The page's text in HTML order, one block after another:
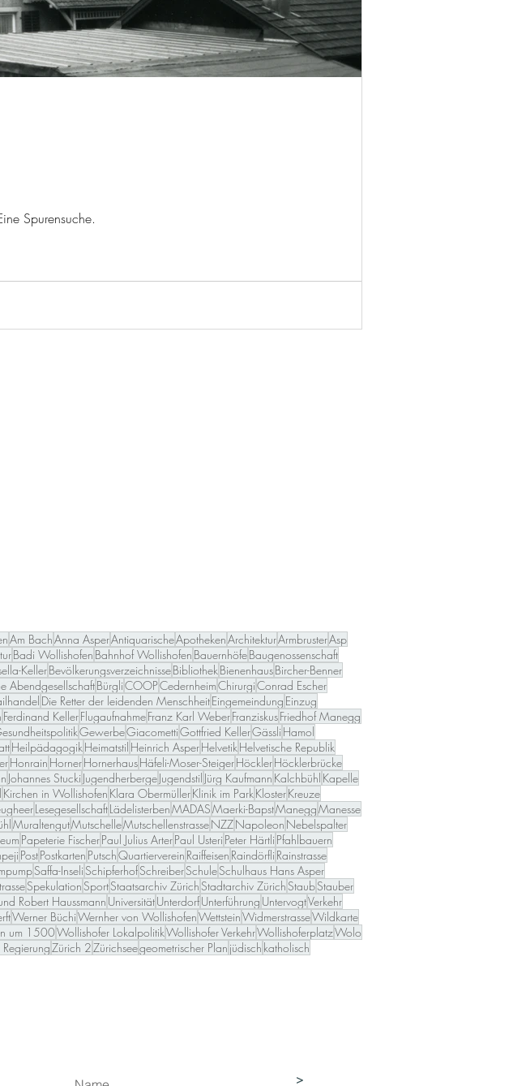
Spurensuche.
Am BachAnna AsperAntiquarischeApothekenArchitekturArmbrusterAsp
Badi Wollishofen Bahnhof Wollishofen BauernhöfeBaugenossenschaft
KellerBevölkerungsverzeichnisseBibliothekBienenhausBircher-Benner
AbendgesellschaftBürgliCOOPCedernheimChirurgiConrad Escher
Die Retter der leidenden MenschheitEingemeindung Einzug
Ferdinand KellerFlugaufnahmeFranz Karl WeberFranziskusFriedhof Manegg
GewerbeGiacomettiGottfried KellerGässli Hamol
HeilpädagogikHeimatstil Heinrich AsperHelvetikHelvetische Republik
Honrain HornerHornerhausHäfeli-Moser-SteigerHöcklerHöcklerbrücke
Johannes Stucki JugendherbergeJugendstil Jürg Kaufmann Kalchbühl Kapelle
Kirchen in Wollishofen Klara ObermüllerKlinik im ParkKlosterKreuze
LesegesellschaftLädelisterbenMADASMaerki-BapstManeggManesse
MuraltengutMutschelleMutschellenstrasseNZZNapoleon Nebelspalter
Papeterie FischerPaul Julius ArterPaul Usteri Peter Härtli Pfahlbauern
PostPostkarten PutschQuartierverein Raiffeisen Raindörfli Rainstrasse
Saffa-Inseli SchipferhofSchreiberSchuleSchulhaus Hans Asper
Spekulation SportStaatsarchiv Zürich Stadtarchiv Zürich StaubStauber
Robert Haussmann UniversitätUnterdorfUnterführung UntervogtVerkehr
Werner BüchiWernher von WollishofenWettsteinWidmerstrasseWildkarte
um 1500Wollishofer LokalpolitikWollishofer VerkehrWollishoferplatzWolo
Zürich 2Zürichseegeometrischer Plan jüdisch katholisch
>